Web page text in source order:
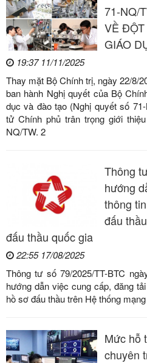
71-NQ/
VỀ ĐỘT
GIÁO
19:37 11/11/2025
Thay mặt Bộ Chính trị, ngày 22/8/
ban hành Nghị quyết của Bộ
dục và đào tạo (Nghị quyết số
tử Chính phủ trân trọng giới
NQ/TW. 2
Thông
hướng
thông
đấu
đấu thầu quốc gia
22:55 17/08/2025
Thông tư số 79/2025/TT-BTC
hướng dẫn việc cung cấp, đăng
hồ sơ đấu thầu trên Hệ thống
Mức hỗ
chuyên